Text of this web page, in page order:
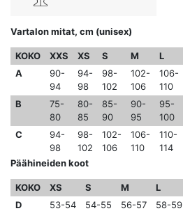
Vartalon mitat, cm (unisex)
KOKO XXS XS S M L
A
90-
94
94-
98
98-
102
102-
106
106-
110
B
75-
80
80-
85
85-
90
90-
95
95-
100
C
94-
98
98-
102
102-
106
106-
110
110-
114
Päähineiden koot
KOKO XS S M L
D
53-54 54-55 56-57 58-59